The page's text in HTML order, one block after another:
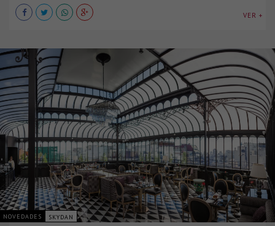
VER +
NOVEDADES SKYDAN